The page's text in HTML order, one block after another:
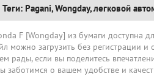
Теги: Pagani,Wongday,легковой
F [Wongday] из бумаги доступна
можно загрузить без регистрации и
рады, если вы поделитесь
заботимся о вашем удобстве и